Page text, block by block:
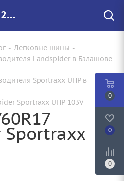
Купить шины 225/60R17 Landspider Sportraxx UHP 103V |Арт.TYUHP01R1714 по цене от 8660.00 руб. в Балашове с доставкой
- Легковые шины -
Landspider в Балашове
Sportraxx UHP в
Sportraxx UHP 103V
Sportraxx
0
0
0